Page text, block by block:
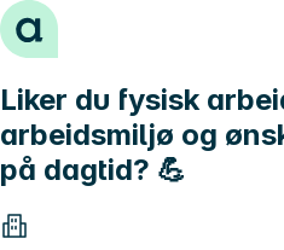
Hopp til innhold
Liker du fysisk
arbeidsmiljø og
på dagtid? 💪